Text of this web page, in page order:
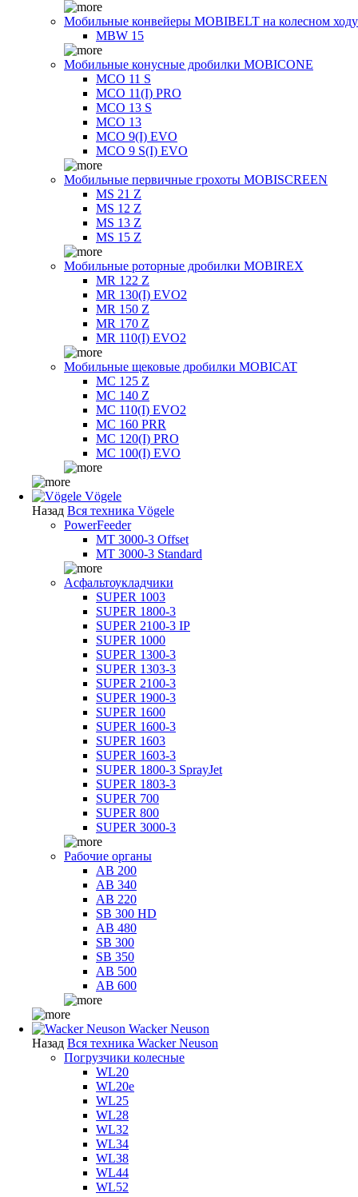
Мобильные конвейеры MOBIBELT на колесном ходу
MBW 15
Мобильные конусные дробилки MOBICONE
MCO 11 S
MCO 11(I) PRO
MCO 13 S
MCO 13
MCO 9(I) EVO
MCO 9 S(I) EVO
Мобильные первичные грохоты MOBISCREEN
MS 21 Z
MS 12 Z
MS 13 Z
MS 15 Z
Мобильные роторные дробилки MOBIREX
MR 122 Z
MR 130(I) EVO2
MR 150 Z
MR 170 Z
MR 110(I) EVO2
Мобильные щековые дробилки MOBICAT
MC 125 Z
MC 140 Z
MC 110(I) EVO2
MC 160 PRR
MC 120(I) PRO
MC 100(I) EVO
Vögele
Назад Вся техника Vögele
PowerFeeder
MT 3000-3 Offset
MT 3000-3 Standard
Асфальтоукладчики
SUPER 1003
SUPER 1800-3
SUPER 2100-3 IP
SUPER 1000
SUPER 1300-3
SUPER 1303-3
SUPER 2100-3
SUPER 1900-3
SUPER 1600
SUPER 1600-3
SUPER 1603
SUPER 1603-3
SUPER 1800-3 SprayJet
SUPER 1803-3
SUPER 700
SUPER 800
SUPER 3000-3
Рабочие органы
AB 200
AB 340
AB 220
SB 300 HD
AB 480
SB 300
SB 350
AB 500
AB 600
Wacker Neuson
Назад Вся техника Wacker Neuson
Погрузчики колесные
WL20
WL20e
WL25
WL28
WL32
WL34
WL38
WL44
WL52